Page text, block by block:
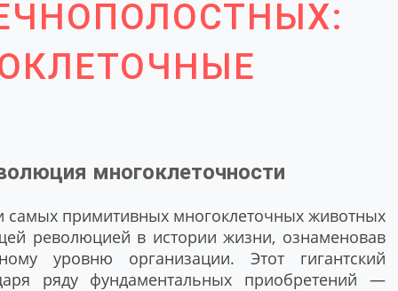
многоклеточности
примитивных многоклеточных животных
революцией в истории жизни, ознаменовав
уровню организации. Этот гигантский
ряду фундаментальных приобретений —